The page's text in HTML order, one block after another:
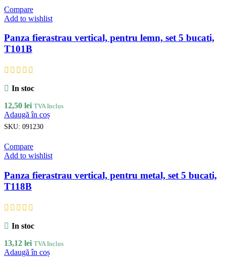
Compare
Add to wishlist
Panza fierastrau vertical, pentru lemn, set 5 bucati,
T101B
In stoc
12,50 lei TVA Inclus
Adaugă în coș
SKU: 091230
Compare
Add to wishlist
Panza fierastrau vertical, pentru metal, set 5 bucati,
T118B
In stoc
13,12 lei TVA Inclus
Adaugă în coș